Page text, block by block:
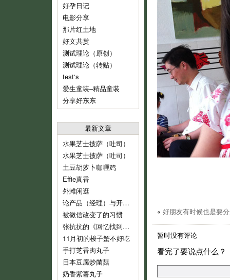
好孕日记
电影分享
那片红土地
好文共赏
测试理论（原创）
测试理论（转贴）
test‘s
爱生童装–精品童装
分享好东东
最新文章
水果芝士披萨（吐司）
水果芝士披萨（吐司）
土豆胡萝卜咖喱鸡
Effie真香
外滩闲逛
论产品（经理）与开发（经理）的话语权
被微信改变了的习惯
张抗抗的《回忆找到了我》
11月初的梭子蟹不好吃
手打芝香肉丸子
日本豆腐炒菌菇
奶香紫薯丸子
« 好朋友有时候也是要
暂时没有评论
看完了要说点什么？